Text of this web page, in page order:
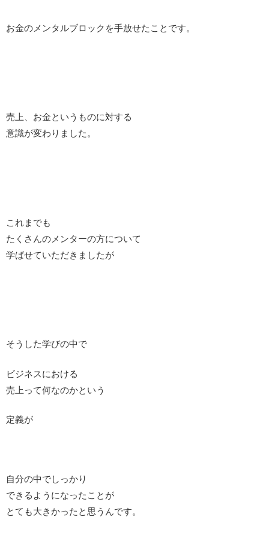
お金のメンタルブロックを手放せたことです。
売上、お金というものに対する
意識が変わりました。
これまでも
たくさんのメンターの方について
学ばせていただきましたが
そうした学びの中で
ビジネスにおける
売上って何なのかという
定義が
自分の中でしっかり
できるようになったことが
とても大きかったと思うんです。